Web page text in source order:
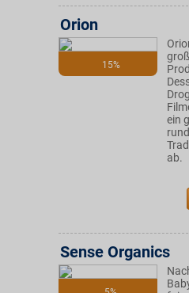
15%
Orion
ein
ab.
Sense Organics